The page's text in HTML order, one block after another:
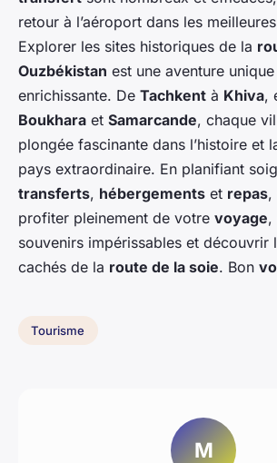
retour à l’aéroport dans les
Explorer les sites historiques de la
Ouzbékistan est une aventure
enrichissante. De Tachkent à Khiva,
Boukhara et Samarcande, chaque
plongée fascinante dans l’histoire et
pays extraordinaire. En planifiant
transferts, hébergements et repas,
profiter pleinement de votre voyage,
souvenirs impérissables et découvrir
cachés de la route de la soie. Bon
Tourisme
M